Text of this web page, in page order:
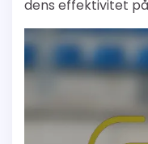
dens effektivitet